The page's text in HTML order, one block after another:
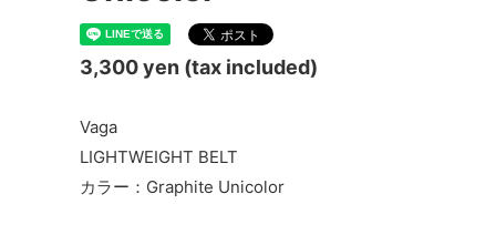
3,300 yen (tax included)
Vaga
LIGHTWEIGHT BELT
カラー：Graphite Unicolor